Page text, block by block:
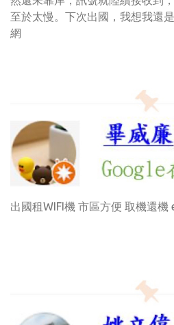
至於太慢。下次出國，我想我還
網
出國租WIFI機 市區方便 取機還